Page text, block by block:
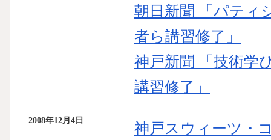
朝日新聞 「パティ
者ら講習修了」
神戸新聞 「技術学
講習修了」
2008年12月4日
神戸スウィーツ・